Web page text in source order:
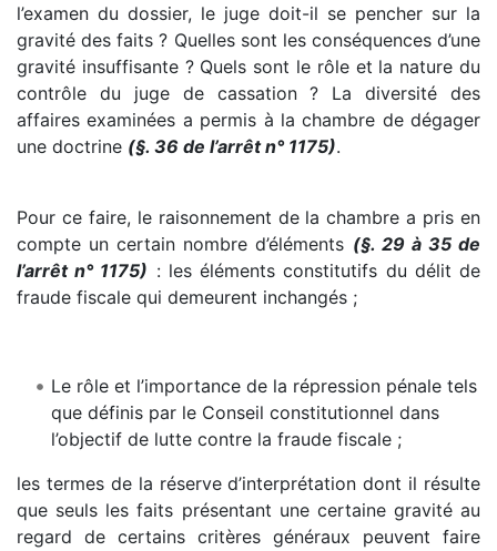
l’examen du dossier, le juge doit-il se pencher sur la
gravité des faits ? Quelles sont les conséquences d’une
gravité insuffisante ? Quels sont le rôle et la nature du
contrôle du juge de cassation ? La diversité des
affaires examinées a permis à la chambre de dégager
une doctrine (§. 36 de l’arrêt n° 1175).
Pour ce faire, le raisonnement de la chambre a pris en
compte un certain nombre d’éléments (§. 29 à 35 de
l’arrêt n° 1175) : les éléments constitutifs du délit de
fraude fiscale qui demeurent inchangés ;
Le rôle et l’importance de la répression pénale tels
que définis par le Conseil constitutionnel dans
l’objectif de lutte contre la fraude fiscale ;
les termes de la réserve d’interprétation dont il résulte
que seuls les faits présentant une certaine gravité au
regard de certains critères généraux peuvent faire